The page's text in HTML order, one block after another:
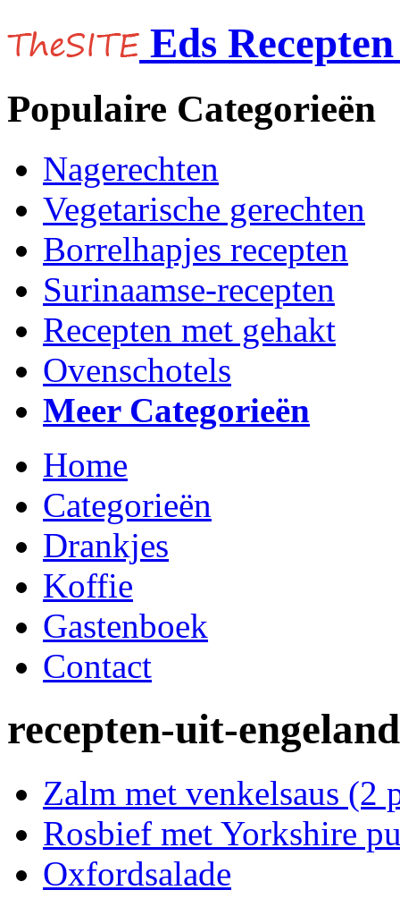
Eds
Populaire Categorieën
Nagerechten
Vegetarische gerechten
Borrelhapjes recepten
Surinaamse-recepten
Recepten met gehakt
Ovenschotels
Meer Categorieën
Home
Categorieën
Drankjes
Koffie
Gastenboek
Contact
recepten-uit-engeland
Zalm met venkelsaus (2
Rosbief met Yorkshire
Oxfordsalade